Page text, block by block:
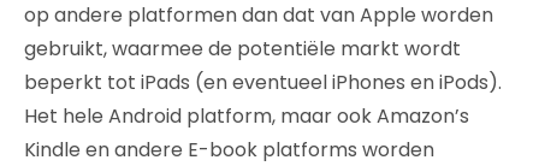
op andere platformen dan dat van Apple worden
gebruikt, waarmee de potentiële markt wordt
beperkt tot iPads (en eventueel iPhones en iPods).
Het hele Android platform, maar ook Amazon’s
Kindle en andere E-book platforms worden